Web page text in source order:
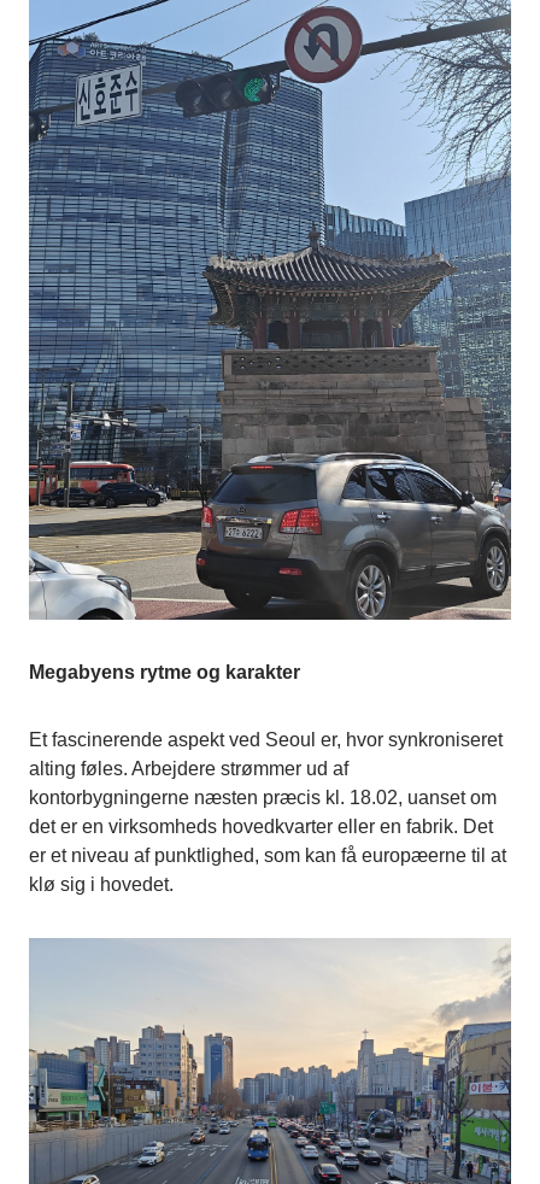
Megabyens rytme og karakter
Et fascinerende aspekt ved Seoul er, hvor synkroniseret
alting føles. Arbejdere strømmer ud af
kontorbygningerne næsten præcis kl. 18.02, uanset om
det er en virksomheds hovedkvarter eller en fabrik. Det
er et niveau af punktlighed, som kan få europæerne til at
klø sig i hovedet.